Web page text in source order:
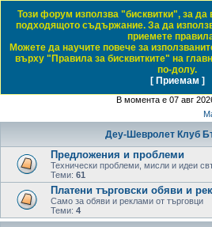
Daewoo & Chevrolet
ЧЗВ Правила на форума
Начало форум
Виж активните теми
В момента е 07 авг
Деу-Шевролет Клуб
Предложения и проблеми
Технически проблеми, мисли и идеи
Теми: 61
Платени търговски обяви и
Само за обяви и реклами от търговци
Теми: 4
Този форум използва "бисквитки", за да
подходящото съдържание. За да
приемете
Можете да научите повече за
върху "Правила за бисквитките" на
по-долу.
[ Приемам ]